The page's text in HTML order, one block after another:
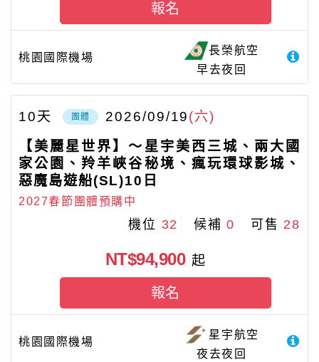
桃園國際機場
長榮航空
早去夜回
報名
團體 2026/09/19(六)
10天
【美麗星世界】～星宇美西三城、兩大國
家公園、羚羊峽谷秘境、瘋玩環球影城、
惡魔島遊船(SL)10日
機位 32 候補0 可售 28
2027春節團體預購中
桃園國際機場
星宇航空
夜去夜回
NT$94,900 起
報名